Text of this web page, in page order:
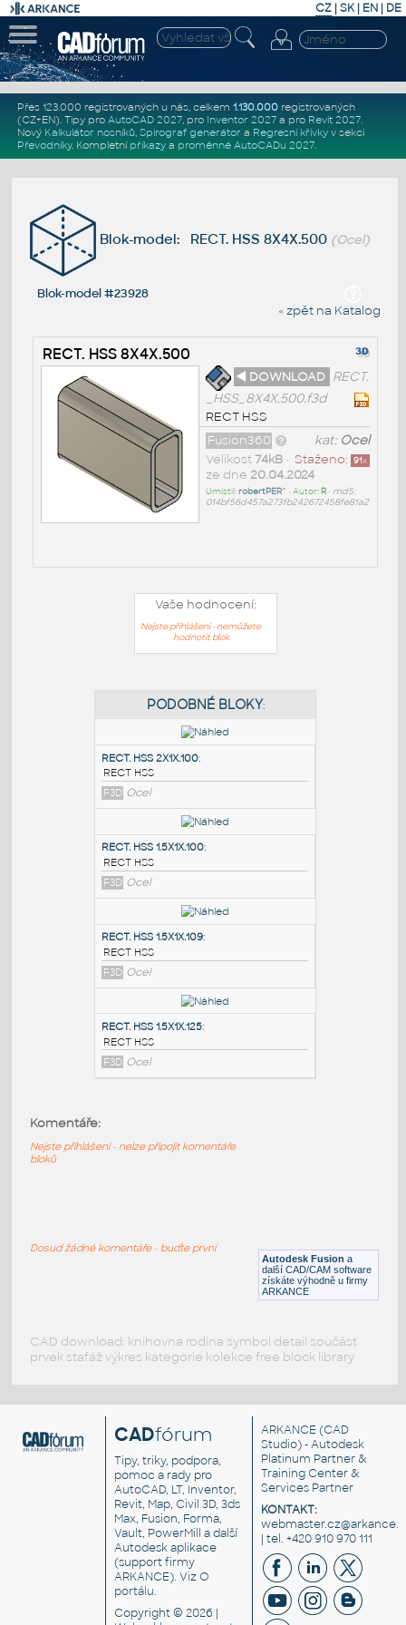
CZ | SK| EN | DE
Přes 123.000 registrovaných u nás, celkem 1.130.000registrovaných
(CZ+EN). Tipy pro AutoCAD 2027, pro Inventor 2027a pro Revit 2027.
Nový Kalkulátor nosníků, Spirograf generátor a Regresní křivkyv sekci
Převodníky. Kompletní příkazya proměnné AutoCADu 2027.
Blok-model: RECT. HSS 8X4X.500 (Ocel)
Blok-model #23928
« zpět na Katalog
RECT. HSS 8X4X.500
◄ DOWNLOAD RECT.
_HSS_8X4X.500.f3d
RECT HSS
kat: Ocel
Fusion360
Staženo: 91x
Velikost 74kB•
ze dne 20.04.2024
Umístil:robertPER^ • Autor: R• md5:
014bf56d457a273fb242672458fe81a2
Vaše hodnocení:
Nejste přihlášeni - nemůžete
hodnotit blok
PODOBNÉ BLOKY
RECT. HSS 2X1X.100
F3D Ocel
RECT. HSS 1.5X1X.100
RECT HSS
F3D Ocel
F3D Ocel
F3D Ocel
Autodesk Fusion a
další CAD/CAM software
získáte výhodně u firmy
ARKANCE
Komentáře:
Nejste přihlášeni - nelze připojit komentáře
bloků
Dosud žádné komentáře - buďte první
CAD download: knihovna rodina symbol detail součást
prvek stafáž výkres kategorie kolekce free block library
CADfórum
Tipy, triky, podpora,
pomoc a rady pro
AutoCAD, LT, Inventor,
Revit, Map, Civil 3D, 3ds
Max, Fusion, Forma,
Vault, PowerMill a další
Autodesk aplikace
(support firmy
ARKANCE). VizO
portálu.
Copyright © 2026 |
ARKANCE (CAD
Studio) - Autodesk
Platinum Partner &
Training Center &
Services Partner
KONTAKT:
| tel. +420 910 970 111